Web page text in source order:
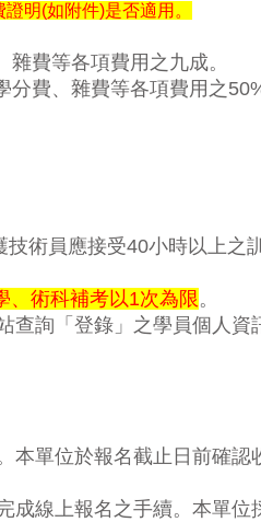
明(如附件)是否適用。
費等各項費用之九成。
分費、雜費等各項費用之
技術員應接受40小時以上之
、術科補考以1次為限 。
詢「登錄」之學員個人資
本單位於報名截止日前確認
線上報名之手續。本單位